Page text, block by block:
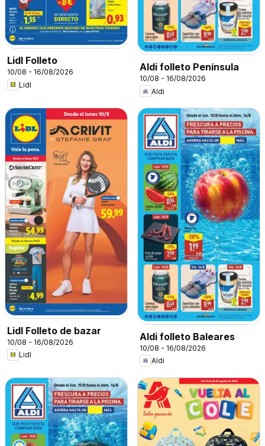
Lidl Folleto
10/08 - 16/08/2026
Lidl
Aldi folleto Península
10/08 - 16/08/2026
Aldi
Lidl Folleto de bazar
10/08 - 16/08/2026
Lidl
Aldi folleto Baleares
10/08 - 16/08/2026
Aldi